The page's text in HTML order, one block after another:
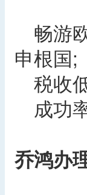
畅游
申根国;
税收
成功
乔鸿办